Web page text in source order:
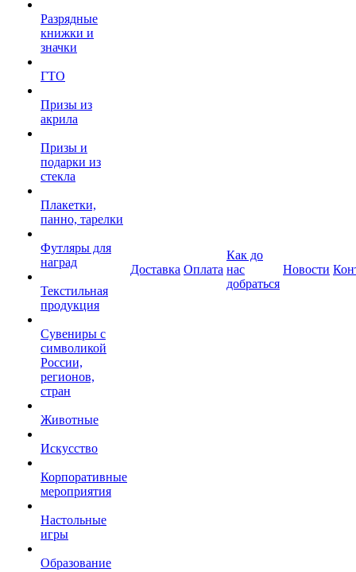
Разрядные
книжки и
значки
ГТО
Призы из
акрила
Призы и
подарки из
стекла
Плакетки,
панно, тарелки
Футляры для
наград
Текстильная
продукция
Сувениры с
символикой
России,
регионов,
стран
Животные
Искусство
Корпоративные
мероприятия
Настольные
игры
Образование
Доставка Оплата
Как до
нас
добраться
Новости